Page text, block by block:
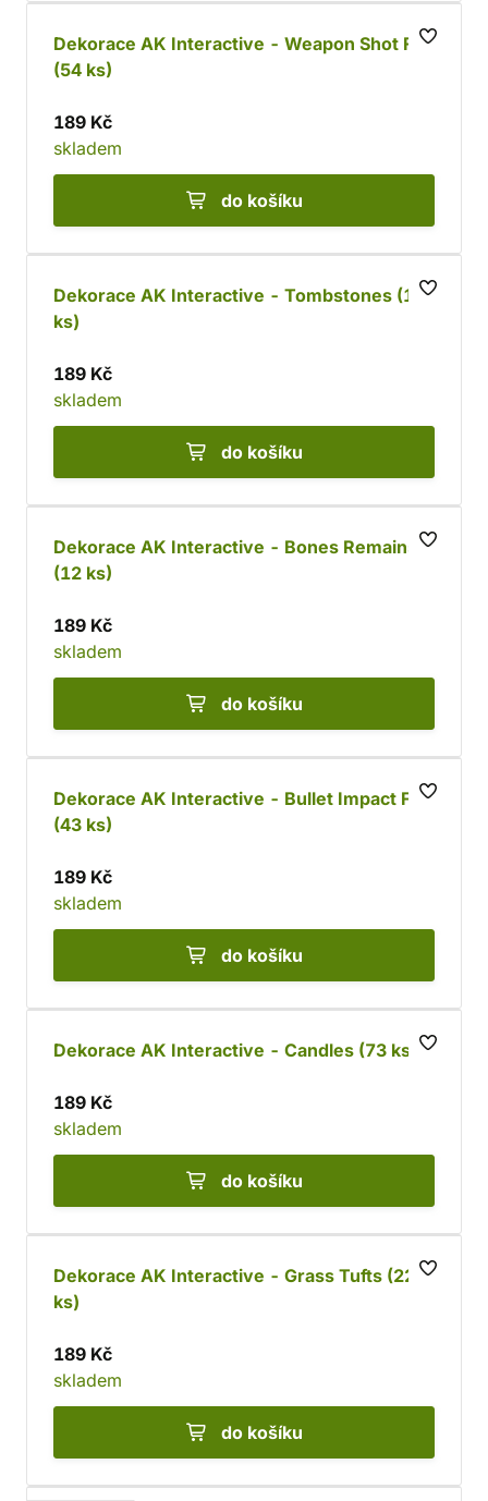
Dekorace AK Interactive - Weapon Shot FX
(54 ks)
189 Kč
skladem
do košíku
Dekorace AK Interactive - Tombstones (14
ks)
189 Kč
skladem
do košíku
Dekorace AK Interactive - Bones Remains
(12 ks)
189 Kč
skladem
do košíku
Dekorace AK Interactive - Bullet Impact FX
(43 ks)
189 Kč
skladem
do košíku
Dekorace AK Interactive - Candles (73 ks)
189 Kč
skladem
do košíku
Dekorace AK Interactive - Grass Tufts (22
ks)
189 Kč
skladem
do košíku